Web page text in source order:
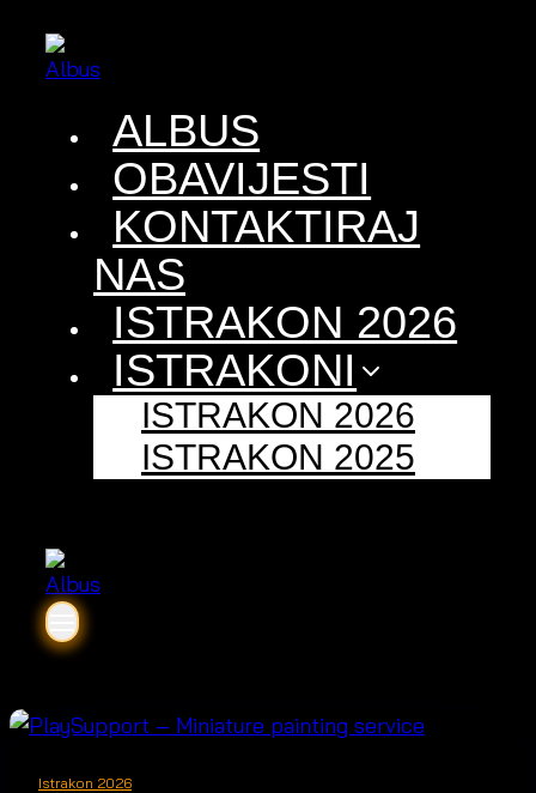
ALBUS
OBAVIJESTI
KONTAKTIRAJ
NAS
ISTRAKON 2026
ISTRAKONI
ISTRAKON 2026
ISTRAKON 2025
Istrakon 2026